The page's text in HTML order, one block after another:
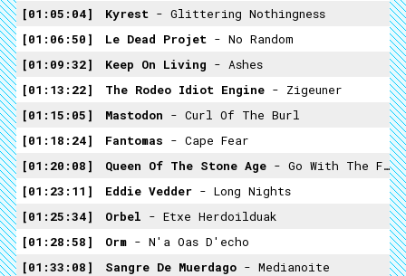
01:05:04
Kyrest - Glittering Nothingness
01:06:50
Le Dead Projet - No Random
01:09:32
Keep On Living - Ashes
01:13:22
The Rodeo Idiot Engine - Zigeuner
01:15:05
Mastodon - Curl Of The Burl
01:18:24
Fantomas - Cape Fear
01:20:08
Queen Of The Stone Age - Go With The Flow
01:23:11
Eddie Vedder - Long Nights
01:25:34
Orbel - Etxe Herdoilduak
01:28:58
Orm - N'a Oas D'echo
01:33:08
Sangre De Muerdago - Medianoite